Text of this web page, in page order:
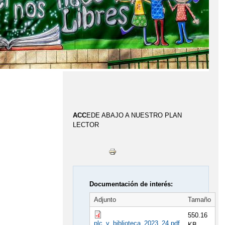
Proyecto
STEAM
ACCEDE ABAJO A NUESTRO PLAN
LECTOR
Documentación de interés:
Adjunto Tamaño
plc_y_biblioteca_2023_24.pdf
550.16